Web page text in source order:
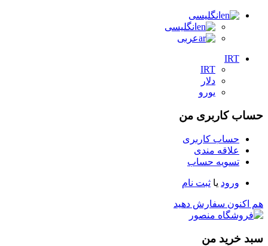
انگلیسی
انگلیسی
عربی
IRT
IRT
دلار
یورو
حساب کاربری من
حساب کاربری
علاقه مندی
تسویه حساب
ورود یا ثبت نام
هم اکنون سفارش دهید
سبد خرید من